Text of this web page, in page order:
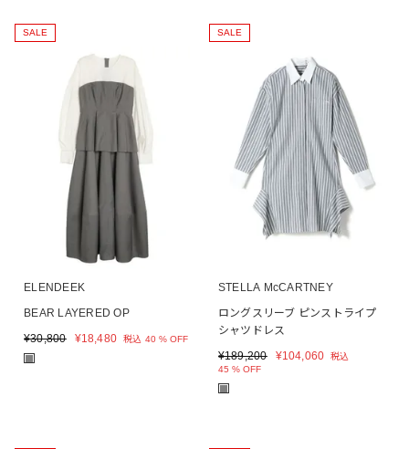
SALE
ELENDEEK
BEAR LAYERED OP
¥30,800 ¥18,480 税込 40 % OFF
SALE
STELLA McCARTNEY
ロングスリーブ ピンストライプ
シャツドレス
¥189,200 ¥104,060
税込
45 % OFF